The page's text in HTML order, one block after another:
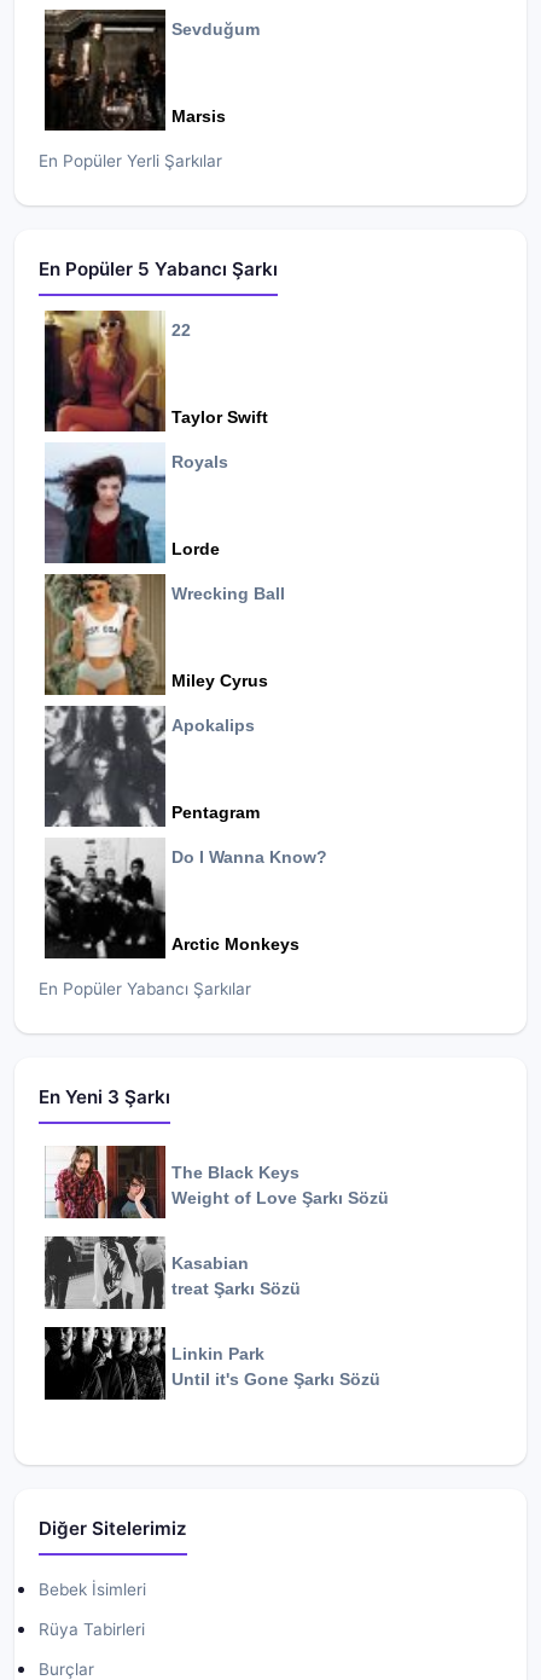
Sevduğum
Marsis
En Popüler Yerli Şarkılar
En Popüler 5 Yabancı Şarkı
22
Taylor Swift
Royals
Lorde
Wrecking Ball
Miley Cyrus
Apokalips
Pentagram
Do I Wanna Know?
Arctic Monkeys
En Popüler Yabancı Şarkılar
En Yeni 3 Şarkı
The Black Keys
Weight of Love Şarkı Sözü
Kasabian
treat Şarkı Sözü
Linkin Park
Until it's Gone Şarkı Sözü
Diğer Sitelerimiz
Bebek İsimleri
Rüya Tabirleri
Burçlar